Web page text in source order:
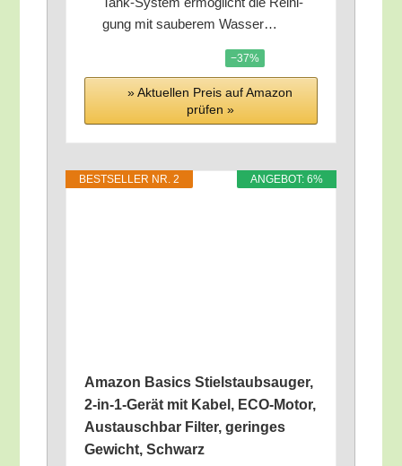
gung mit sau­be­rem Wasser…
−37%
» Aktu­el­len Preis auf Ama­zon
prü­fen »
ANGE­BOT: 6%
BEST­SEL­LER NR. 2
Ama­zon Basics Stiel­staub­sauger,
2‑in-1-Gerät mit Kabel, ECO-Motor,
Aus­tausch­bar Fil­ter, gerin­ges
Gewicht, Schwarz